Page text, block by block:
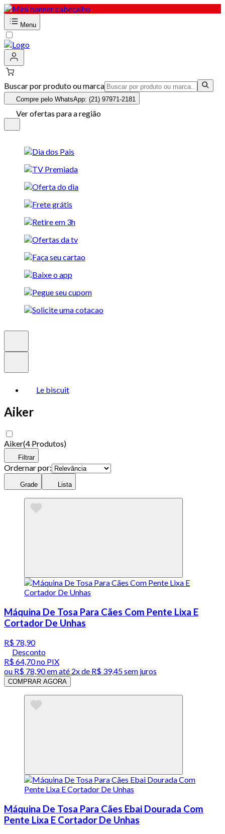
Menu
Buscar por produto ou marca
Compre pelo WhatsApp: (21) 97971-2181
Ver ofertas para a região
Le biscuit
Aiker
Aiker(4 Produtos)
Filtrar
Ordernar por:
Grade Lista
Máquina De Tosa Para Cães Com Pente Lixa E
Cortador De Unhas
R$ 78,90
Desconto
R$ 64,70no PIX
ou R$ 78,90em até 2x de R$ 39,45 sem juros
COMPRAR AGORA
Máquina De Tosa Para Cães Ebai Dourada Com
Pente Lixa E Cortador De Unhas